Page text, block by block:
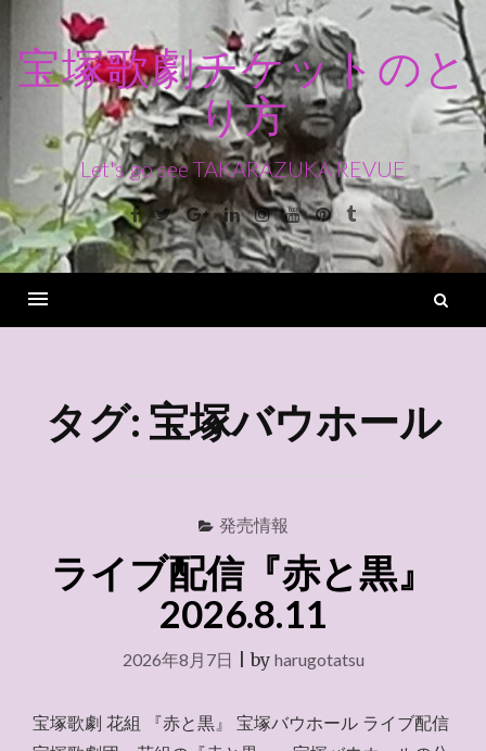
ン
ス
キ
ッ
宝塚歌劇チケットのと
り方
Let's go see TAKARAZUKA REVUE
Facebook
TwitterGoogle+LinkedinInstagram
YoutubePinterest
Tumblr
タグ: 宝塚バウホール
発売情報
ライブ配信『赤と黒』
2026.8.11
2026年8月7日 |by harugotatsu
宝塚歌劇 花組 『赤と黒』 宝塚バウホール ライブ配信